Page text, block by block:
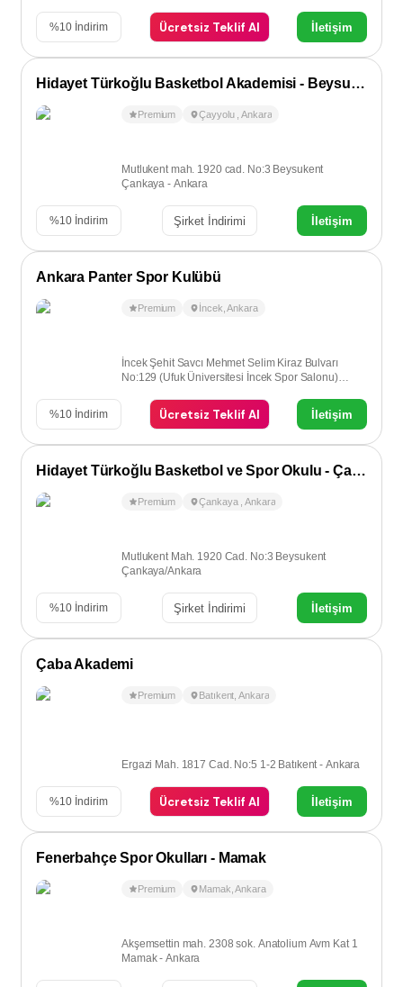
%10 İndirim Ücretsiz Teklif Al İletişim
Hidayet Türkoğlu Basketbol Akademisi - Beysukent/Çayyolu
Premium Çayyolu ,Ankara
Mutlukent mah. 1920 cad. No:3 Beysukent
Çankaya - Ankara
%10 İndirim Şirket İndirimi İletişim
Ankara Panter Spor Kulübü
Premium İncek ,Ankara
İncek Şehit Savcı Mehmet Selim Kiraz Bulvarı
No:129 (Ufuk Üniversitesi İncek Spor Salonu)
%10 İndirim Ücretsiz Teklif Al İletişim
Hidayet Türkoğlu Basketbol ve Spor Okulu - Çankaya
Premium Çankaya ,Ankara
Mutlukent Mah. 1920 Cad. No:3 Beysukent
Çankaya/Ankara
%10 İndirim Şirket İndirimi İletişim
Çaba Akademi
Premium Batıkent ,Ankara
Ergazi Mah. 1817 Cad. No:5 1-2 Batıkent - Ankara
%10 İndirim Ücretsiz Teklif Al İletişim
Fenerbahçe Spor Okulları - Mamak
Premium Mamak ,Ankara
Akşemsettin mah. 2308 sok. Anatolium Avm Kat 1
Mamak - Ankara